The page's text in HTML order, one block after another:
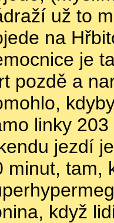
už to
na
je
pozdě a
linky
jezdí
minut, tam,
když